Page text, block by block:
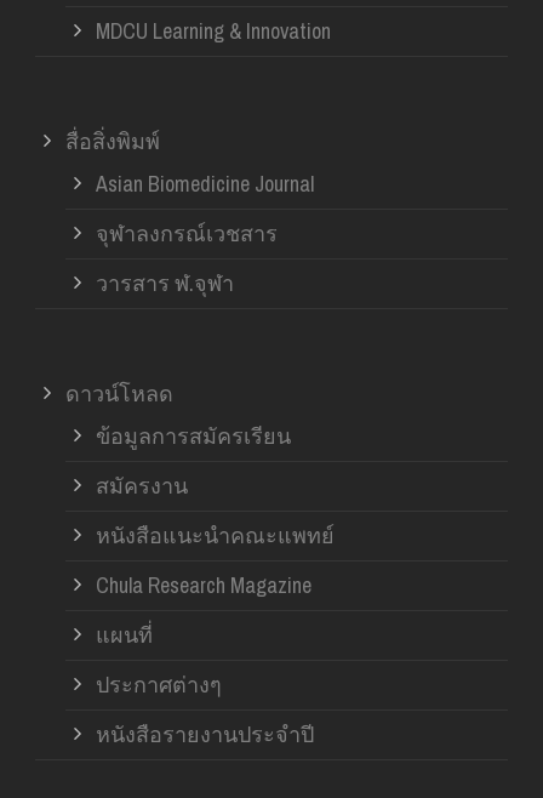
MDCU Learning & Innovation
สื่อสิ่งพิมพ์
Asian Biomedicine Journal
จุฬาลงกรณ์เวชสาร
วารสาร ฬ.จุฬา
ดาวน์โหลด
ข้อมูลการสมัครเรียน
สมัครงาน
หนังสือแนะนำคณะแพทย์
Chula Research Magazine
แผนที่
ประกาศต่างๆ
หนังสือรายงานประจำปี